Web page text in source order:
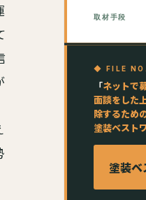
取材手段
◆ FILE
「ネットで
面談をした
除するため
塗装ベスト
塗装ベ